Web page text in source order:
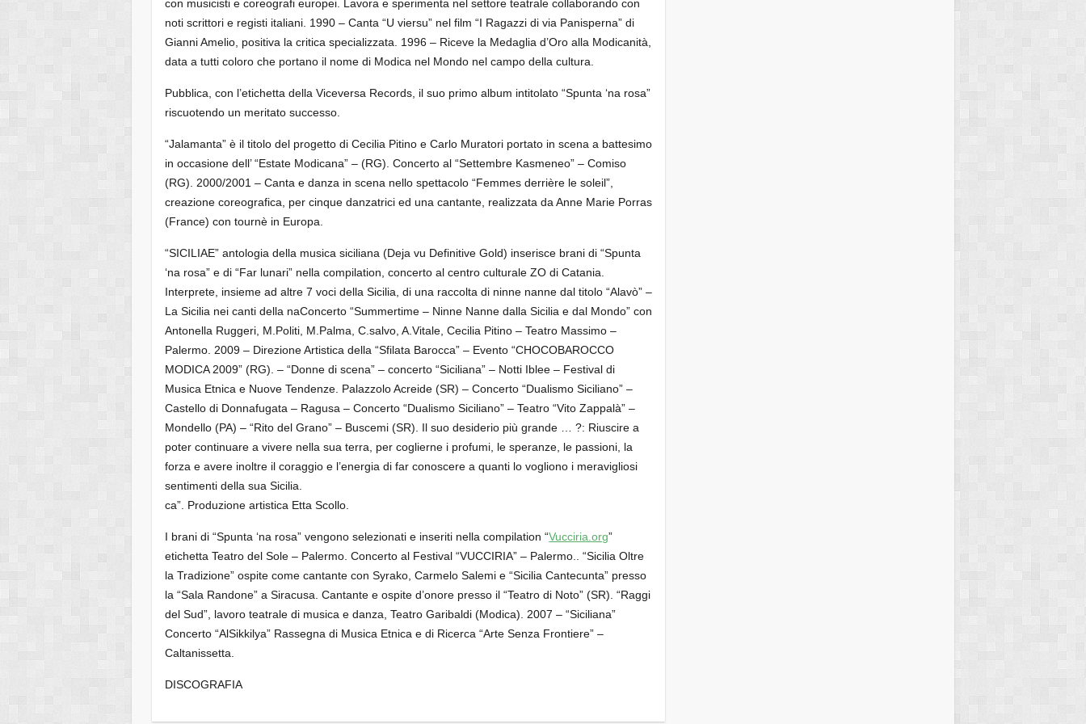
con musicisti e coreografi europei. Lavora e sperimenta nel settore teatrale collaborando con
noti scrittori e registi italiani. 1990 – Canta “U viersu” nel film “I Ragazzi di via Panisperna” di
Gianni Amelio, positiva la critica specializzata. 1996 – Riceve la Medaglia d’Oro alla Modicanità,
data a tutti coloro che portano il nome di Modica nel Mondo nel campo della cultura.
Pubblica, con l’etichetta della Viceversa Records, il suo primo album intitolato “Spunta ‘na rosa”
riscuotendo un meritato successo.
“Jalamanta” è il titolo del progetto di Cecilia Pitino e Carlo Muratori portato in scena a battesimo
in occasione dell’ “Estate Modicana” – (RG). Concerto al “Settembre Kasmeneo” – Comiso
(RG). 2000/2001 – Canta e danza in scena nello spettacolo “Femmes derrière le soleil”,
creazione coreografica, per cinque danzatrici ed una cantante, realizzata da Anne Marie Porras
(France) con tournè in Europa.
“SICILIAE” antologia della musica siciliana (Deja vu Definitive Gold) inserisce brani di “Spunta
‘na rosa” e di “Far lunari” nella compilation, concerto al centro culturale ZO di Catania.
Interprete, insieme ad altre 7 voci della Sicilia, di una raccolta di ninne nanne dal titolo “Alavò” –
La Sicilia nei canti della naConcerto “Summertime – Ninne Nanne dalla Sicilia e dal Mondo” con
Antonella Ruggeri, M.Politi, M.Palma, C.salvo, A.Vitale, Cecilia Pitino – Teatro Massimo –
Palermo. 2009 – Direzione Artistica della “Sfilata Barocca” – Evento “CHOCOBAROCCO
MODICA 2009” (RG). – “Donne di scena” – concerto “Siciliana” – Notti Iblee – Festival di
Musica Etnica e Nuove Tendenze. Palazzolo Acreide (SR) – Concerto “Dualismo Siciliano” –
Castello di Donnafugata – Ragusa – Concerto “Dualismo Siciliano” – Teatro “Vito Zappalà” –
Mondello (PA) – “Rito del Grano” – Buscemi (SR). Il suo desiderio più grande … ?: Riuscire a
poter continuare a vivere nella sua terra, per coglierne i profumi, le speranze, le passioni, la
forza e avere inoltre il coraggio e l’energia di far conoscere a quanti lo vogliono i meravigliosi
sentimenti della sua Sicilia.
ca”. Produzione artistica Etta Scollo.
I brani di “Spunta ‘na rosa” vengono selezionati e inseriti nella compilation “Vucciria.org”
etichetta Teatro del Sole – Palermo. Concerto al Festival “VUCCIRIA” – Palermo.. “Sicilia Oltre
la Tradizione” ospite come cantante con Syrako, Carmelo Salemi e “Sicilia Cantecunta” presso
la “Sala Randone” a Siracusa. Cantante e ospite d’onore presso il “Teatro di Noto” (SR). “Raggi
del Sud”, lavoro teatrale di musica e danza, Teatro Garibaldi (Modica). 2007 – “Siciliana”
Concerto “AlSikkilya” Rassegna di Musica Etnica e di Ricerca “Arte Senza Frontiere” –
Caltanissetta.
DISCOGRAFIA